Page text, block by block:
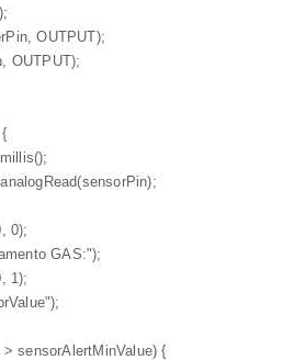
OUTPUT);
OUTPUT);
0);
GAS:");
1);
> sensorAlertMinValue) {